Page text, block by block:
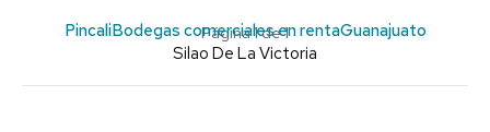
Página 1 de 1
PincaliBodegas comerciales en rentaGuanajuato
Silao De La Victoria